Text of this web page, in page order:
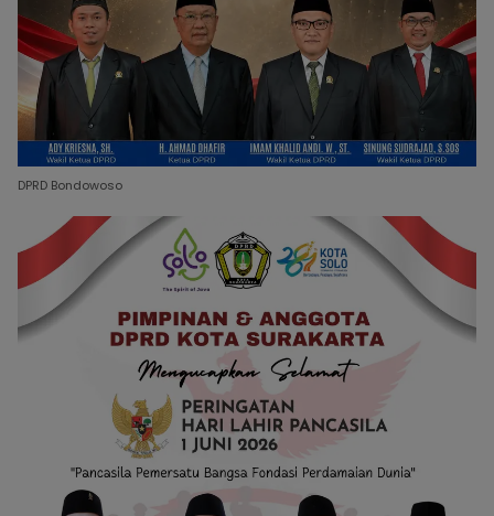
DPRD Bondowoso